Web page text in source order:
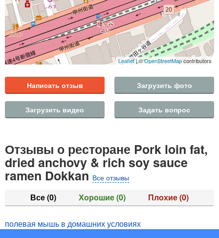
Leaflet| ©OpenStreetMapcontributors
Написать отзыв Загрузить фото
Загрузить видео Задать вопрос
Отзывы о ресторане Pork loin fat,
dried anchovy & rich soy sauce
ramen Dokkan Все отзывы
Все(0) Хорошие(0) Плохие(0)
полевая мышь в домашних условиях